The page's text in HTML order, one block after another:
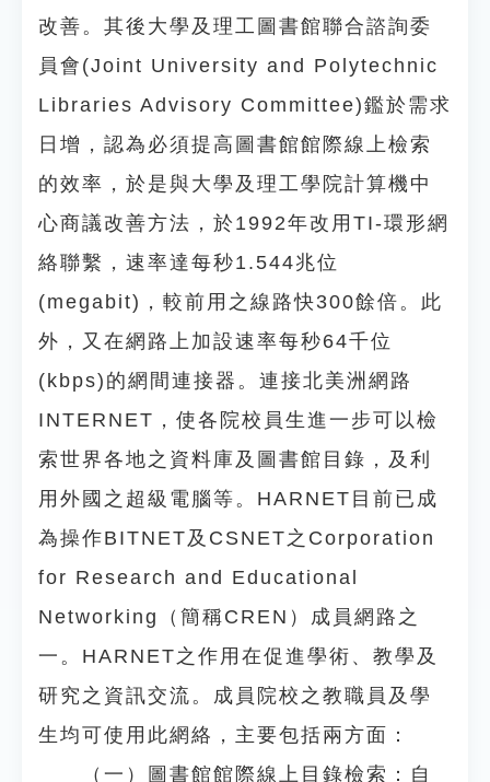
改善。其後大學及理工圖書館聯合諮詢委
員會(Joint University and Polytechnic
Libraries Advisory Committee)鑑於需求
日增，認為必須提高圖書館館際線上檢索
的效率，於是與大學及理工學院計算機中
心商議改善方法，於1992年改用TI-環形網
絡聯繫，速率達每秒1.544兆位
(megabit)，較前用之線路快300餘倍。此
外，又在網路上加設速率每秒64千位
(kbps)的網間連接器。連接北美洲網路
INTERNET，使各院校員生進一步可以檢
索世界各地之資料庫及圖書館目錄，及利
用外國之超級電腦等。HARNET目前已成
為操作BITNET及CSNET之Corporation
for Research and Educational
Networking（簡稱CREN）成員網路之
一。HARNET之作用在促進學術、教學及
研究之資訊交流。成員院校之教職員及學
生均可使用此網絡，主要包括兩方面：
（一）圖書館館際線上目錄檢索：自